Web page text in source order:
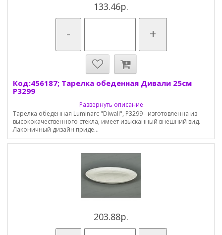
133.46р.
- +
Код:456187; Тарелка обеденная Дивали 25см
P3299
Развернуть описание
Тарелка обеденная Luminarc "Diwali", P3299 - изготовленна из
высококачественного стекла, имеет изысканный внешний вид.
Лаконичный дизайн приде...
203.88р.